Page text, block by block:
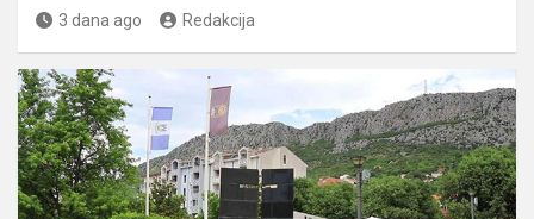
3 dana ago Redakcija